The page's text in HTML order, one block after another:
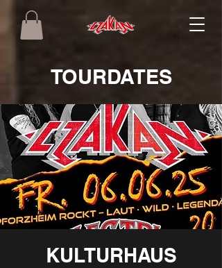
TOURDATES
KULTURHAUS